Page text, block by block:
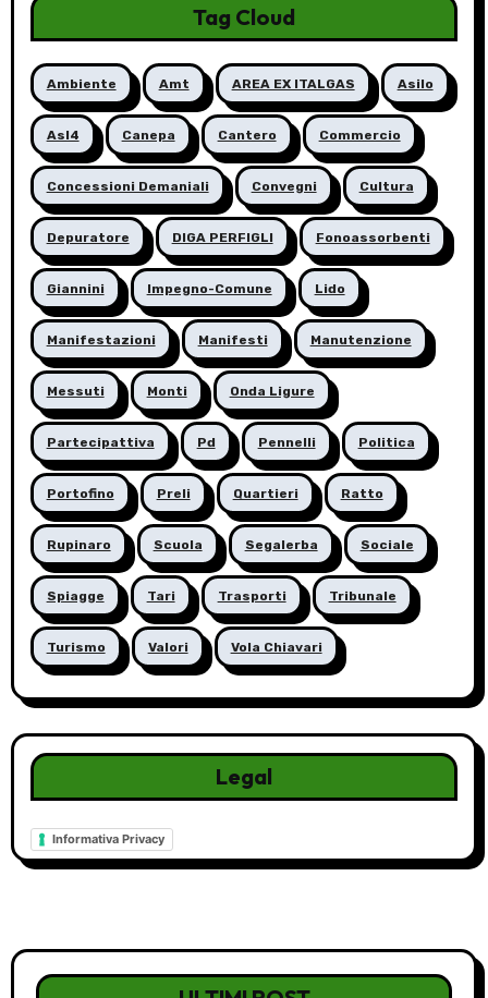
Tag Cloud
Ambiente Amt AREA EX ITALGAS Asilo
Asl4 Canepa Cantero Commercio
Concessioni Demaniali Convegni Cultura
Depuratore DIGA PERFIGLI Fonoassorbenti
Giannini Impegno-Comune Lido
Manifestazioni Manifesti Manutenzione
Messuti Monti Onda Ligure
Partecipattiva Pd Pennelli Politica
Portofino Preli Quartieri Ratto
Rupinaro Scuola Segalerba Sociale
Spiagge Tari Trasporti Tribunale
Turismo Valori Vola Chiavari
Legal
Informativa Privacy